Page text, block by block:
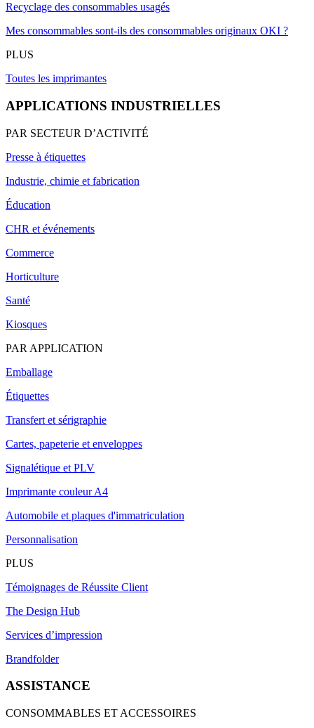
Recyclage des consommables usagés
Mes consommables sont-ils des consommables originaux OKI ?
PLUS
Toutes les imprimantes
APPLICATIONS INDUSTRIELLES
PAR SECTEUR D’ACTIVITÉ
Presse à étiquettes
Industrie, chimie et fabrication
Éducation
CHR et événements
Commerce
Horticulture
Santé
Kiosques
PAR APPLICATION
Emballage
Étiquettes
Transfert et sérigraphie
Cartes, papeterie et enveloppes
Signalétique et PLV
Imprimante couleur A4
Automobile et plaques d'immatriculation
Personnalisation
PLUS
Témoignages de Réussite Client
The Design Hub
Services d’impression
Brandfolder
ASSISTANCE
CONSOMMABLES ET ACCESSOIRES